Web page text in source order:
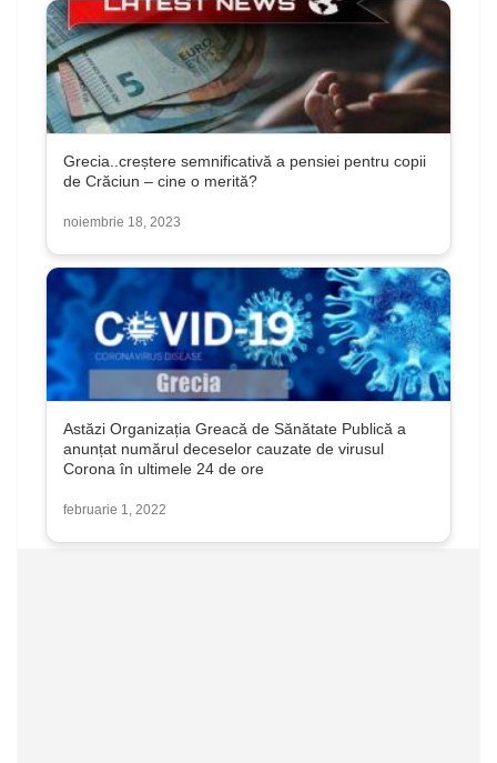
Grecia..creștere semnificativă a pensiei pentru copii
de Crăciun – cine o merită?
noiembrie 18, 2023
Astăzi Organizația Greacă de Sănătate Publică a
anunțat numărul deceselor cauzate de virusul
Corona în ultimele 24 de ore
februarie 1, 2022